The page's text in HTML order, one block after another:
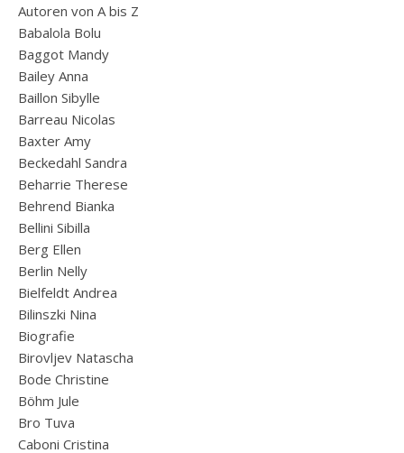
Autoren von A bis Z
Babalola Bolu
Baggot Mandy
Bailey Anna
Baillon Sibylle
Barreau Nicolas
Baxter Amy
Beckedahl Sandra
Beharrie Therese
Behrend Bianka
Bellini Sibilla
Berg Ellen
Berlin Nelly
Bielfeldt Andrea
Bilinszki Nina
Biografie
Birovljev Natascha
Bode Christine
Böhm Jule
Bro Tuva
Caboni Cristina